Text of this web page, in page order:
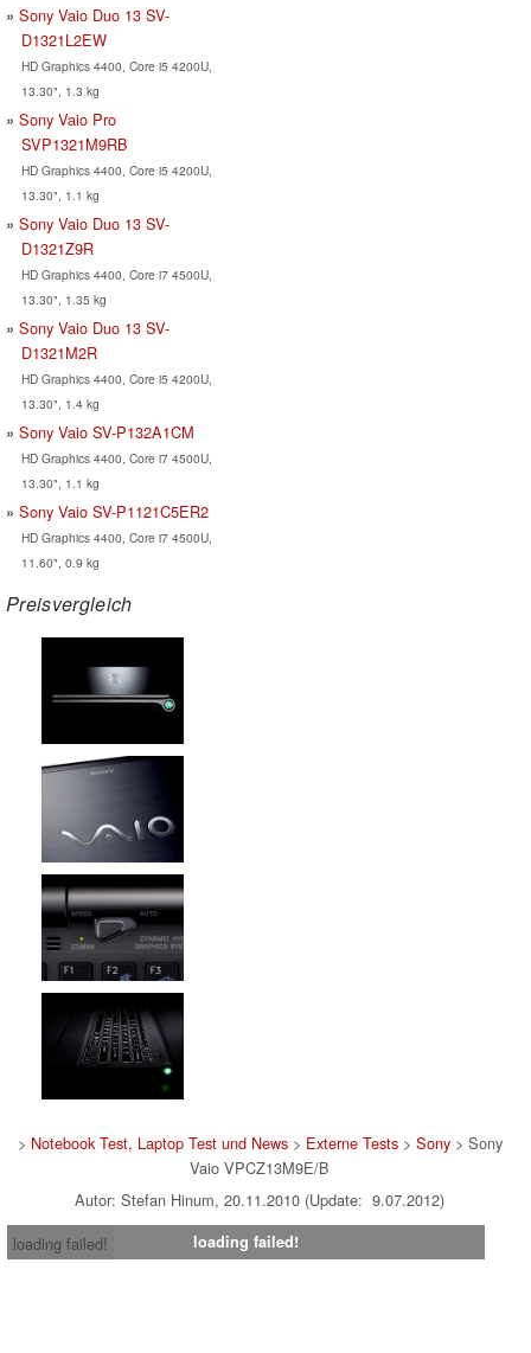
Sony Vaio Duo 13 SV-
D1321L2EW
HD Graphics 4400, Core i5 4200U,
13.30", 1.3 kg
Sony Vaio Pro
SVP1321M9RB
HD Graphics 4400, Core i5 4200U,
13.30", 1.1 kg
Sony Vaio Duo 13 SV-
D1321Z9R
HD Graphics 4400, Core i7 4500U,
13.30", 1.35 kg
Sony Vaio Duo 13 SV-
D1321M2R
HD Graphics 4400, Core i5 4200U,
13.30", 1.4 kg
Sony Vaio SV-P132A1CM
HD Graphics 4400, Core i7 4500U,
13.30", 1.1 kg
Sony Vaio SV-P1121C5ER2
HD Graphics 4400, Core i7 4500U,
11.60", 0.9 kg
Preisvergleich
> Notebook Test, Laptop Test und News> Externe Tests> Sony> Sony
Vaio VPCZ13M9E/B
Autor: Stefan Hinum, 20.11.2010 (Update: 9.07.2012)
loading failed!
loading failed!